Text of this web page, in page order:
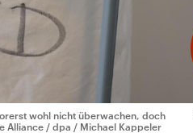
wohl nicht überwachen, doch
Alliance / dpa / Michael Kappeler